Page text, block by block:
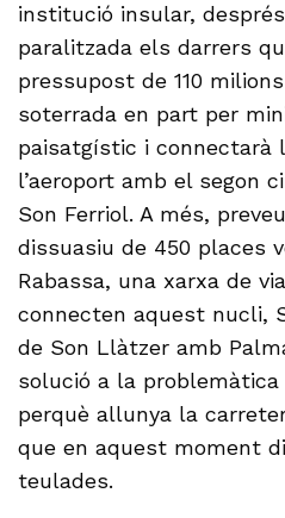
institució insular,
paralitzada els darrers
pressupost de 110
soterrada en part per
paisatgístic i connectarà
l’aeroport amb el segon
Son Ferriol. A més,
dissuasiu de 450 places
Rabassa, una xarxa de
connecten aquest nucli,
de Son Llàtzer amb
solució a la problemàtica
perquè allunya la
que en aquest moment
teulades.